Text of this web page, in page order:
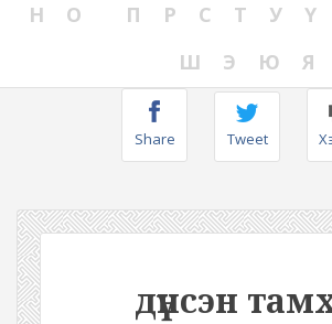
Н
О П Р С Т У Ү
Ш
Э Ю Я
Share Tweet
дүнсэн